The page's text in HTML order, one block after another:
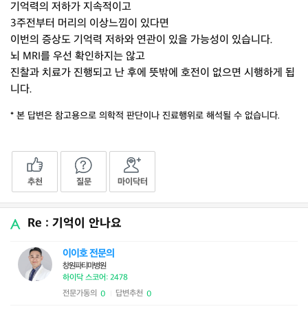
기억력의 저하가 지속적이고
3주전부터 머리의 이상느낌이 있다면
이번의 증상도 기억력 저하와 연관이 있을 가능성이 있습니다.
뇌 MRI를 우선 확인하지는 않고
진찰과 치료가 진행되고 난 후에 뜻밖에 호전이 없으면 시행하게 됩
니다.
* 본 답변은 참고용으로 의학적 판단이나 진료행위로 해석될 수 없습니다.
추천 질문 마이닥터
Re : 기억이 안나요
이이호 전문의
창원파티마병원
하이닥 스코어: 2478
전문가동의 0 답변추천 0